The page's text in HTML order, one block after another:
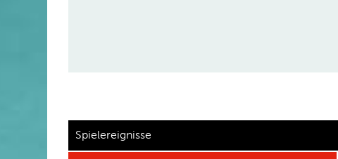
Spielereignisse